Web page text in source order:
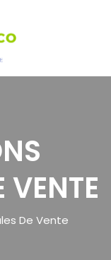
VENTE
De Vente